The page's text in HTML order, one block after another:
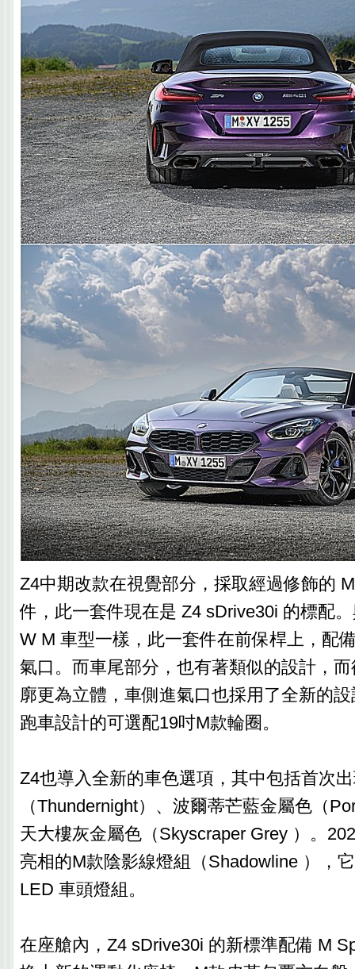
Z4中期改款在視覺部分，採取經過修飾的
件，此一套件現在是 Z4 sDrive30i 的標配
W M 車型一樣，此一套件在前保桿上，配
氣口。而車尾部分，也有著類似的設計，
廓更為立體，車側進氣口也採用了全新的
跑車設計的可選配19吋M款輪圈。
Z4也導入全新的車色選項，其中包括首次
（Thundernight）、波爾蒂芒藍金屬色（
天大樓灰金屬色（Skyscraper Grey ）。
亮相的M款陰影線燈組（Shadowline ），
LED 車頭燈組。
在座艙內，Z4 sDrive30i 的新標準配備 M